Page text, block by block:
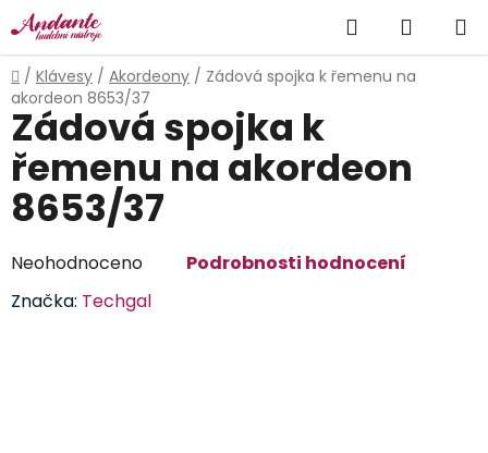
Přejít
na
obsah
Hledat
KOŠÍK
Domů
/ Klávesy / Akordeony / Zádová spojka k řemenu na
akordeon 8653/37
Zádová spojka k
řemenu na akordeon
8653/37
Průměrné
produktu
Neohodnoceno
Podrobnosti hodnocení
Značka: Techgal